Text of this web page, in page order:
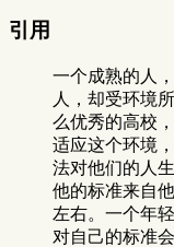
引用
一个成熟的人
人，却受环境
么优秀的高校
适应这个环境
法对他们的人
他的标准来自
左右。一个年
对自己的标准